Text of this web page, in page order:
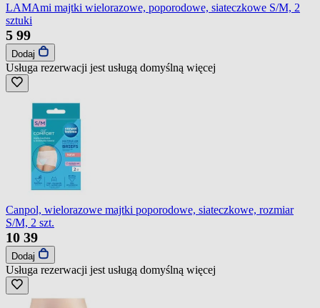
LAMAmi majtki wielorazowe, poporodowe, siateczkowe S/M, 2
sztuki
5 99
Dodaj
Usługa rezerwacji jest usługą domyślną więcej
Canpol, wielorazowe majtki poporodowe, siateczkowe, rozmiar
S/M, 2 szt.
10 39
Dodaj
Usługa rezerwacji jest usługą domyślną więcej